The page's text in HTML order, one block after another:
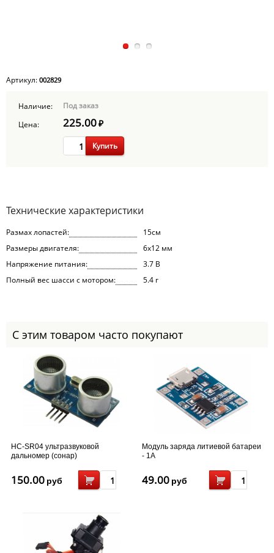
Артикул: 002829
Наличие:
Под заказ
Цена:
225.00₽
Купить
Технические характеристики
Размах лопастей:
15см
Размеры двигателя:
6x12 мм
Напряжение питания:
3.7 В
Полный вес шасси с мотором:
5.4 г
С этим товаром часто покупают
HC-SR04 ультразвуковой
дальномер (сонар)
150.00 руб
Модуль заряда литиевой батареи
- 1А
49.00 руб